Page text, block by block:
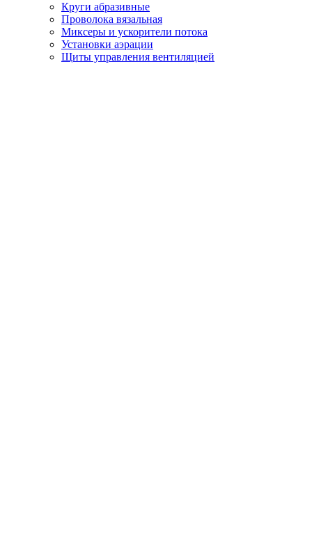
Круги абразивные
Проволока вязальная
Миксеры и ускорители потока
Установки аэрации
Щиты управления вентиляцией